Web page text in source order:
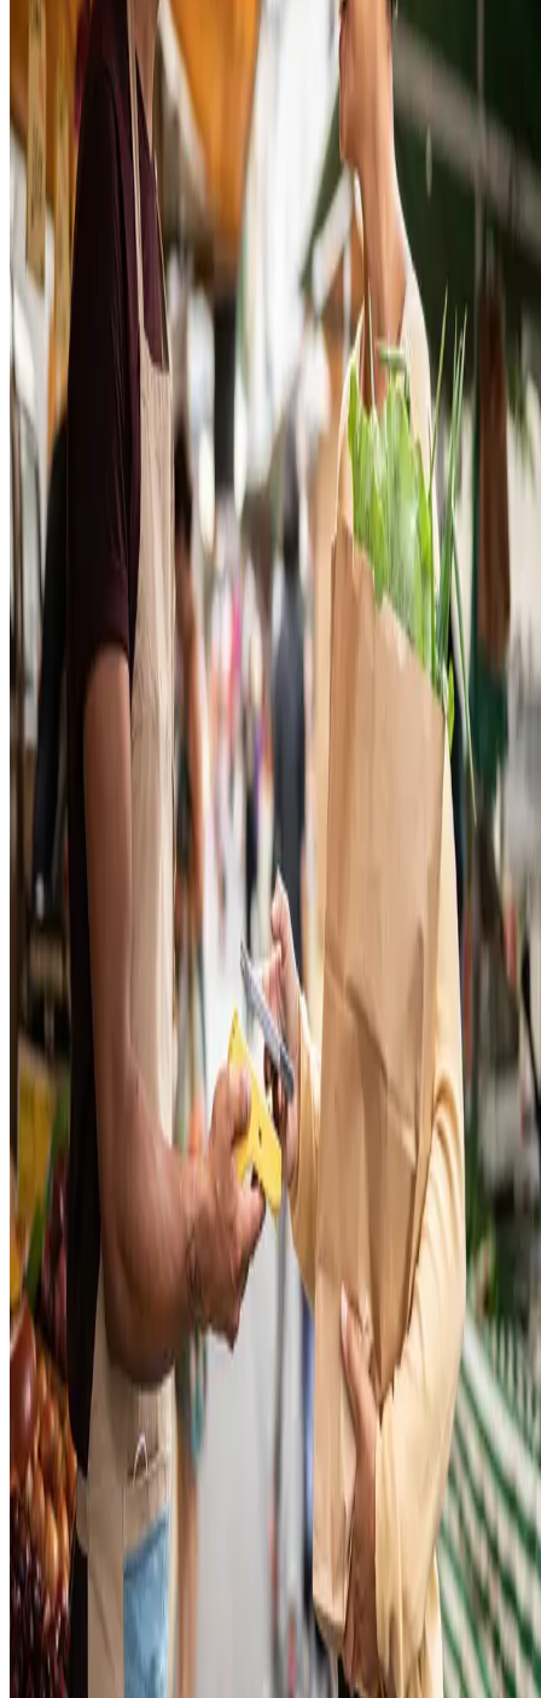
Não ofereça apenas uma, mas ambas as opções. Esses cartões fazem
parte da rotina das pessoas, sendo até difícil não encontrar alguém que
não tenha ao menos um desses meios de pagamento. Além disso, o
crédito é uma maneira que as pessoas encontram para adquirir
desejados, mas de maneira parcelada.
Já o débito costuma ser muito utilizado no pagamento de produtos no
ato de entrega. Se a sua loja conta com entregadores ou com um
serviço terceirizado de transporte de mercadorias, ter uma máquina
lê os cartões facilitará muito a cobrança.
Além disso, mecanismos como o Google oferecem a opção de salvar
os dados dos clientes, como os números dos cartões de crédito.
elas conseguem realizarcompras com pouquíssimos cliques e
qualquer lugar que estejam.
QR Code
O QR Code está presente em meios como o Pix e a carteira digital.
Trata-se de um código bidimensional que é escaneado por um
dispositivo móvel e encaminha o usuário para um link ou para um
sistema de pagamentos.
Basta o usuário apontar a câmera do smartphone, com o app de uma
instituição financeira, para realizar o pagamento de maneira
instantânea. O mais interessante é que praticamente todos os celulares
presentes no mercado contam com câmeras capazes de interpretar um
QR Code.
Pix
popularizado em pouquíssimo tempo,
algumas pessoas
podem nem se lembrar que esse meio de pagamento só foi inaugurado
no fim de 2020, pelo Banco Central. Pela sua praticidade, o Pix
cumpre a promessa de ser uma maneira instantânea de realizar
transações financeiras.
Além disso, essa modalidade também funciona aos fins de semana, o
que agrada muito aos clientes que mal podem esperar para a segunda-
feira chegar para
comprar aquele produto sonhado
. Também existe a
opção corporativa, o Pix para empresas, que é cada vez mais adotado
por companhias que querem facilitar o cumprimento das contas a
e a receber.
No Pix, a
transação ocorre em alguns segundos
e ambas as partes
precisam ter uma conta em um banco licenciado para ter acesso às
operações. Além disso, a transferência é realizada pelo app da
instituição ou por meio de um QR Code.
Então, a resposta é sim: você definitivamente deve incluir o Pix entre
as opções de pagamento do seu negócio. Contudo, lojas virtuais que
dispensem seus trabalhadores nos fins de semana devem informar aos
clientes que as remessas só serão feitas em dias úteis.
Débito automático
Nesse modelo, a conta é programada para ser cobrada em um
determinado dia do mês, escolhido pelo cliente. Assim, o valor é
debitado do saldo disponível. É uma ótima opção para pagamentos
recorrentes, como as mensalidades de serviços.
Com ele, os usuários garantem que as contas serão pagas em dia, sem
se preocupar com diversas formas de vencimento ao longo do mês.
Outro ponto positivo é que não será preciso pagar multa ou juros por
atraso, uma vez que a ação é automática.
Carteira digital
Essas carteiras são versões digitais das contas e cartões que já temos.
objetivo é torná-las facilmente acessíveis via computadores,
smartphones ou quaisquer dispositivos inteligentes. Com uma dessas,
você não precisará carregar a popular carteira física
.
As carreiras digitais mais populares são Google Play e Apple Play.
Além delas, podemos citar outras que também tem um público cativo: